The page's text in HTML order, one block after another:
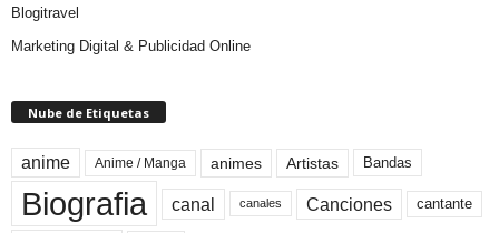
Blogitravel
Marketing Digital & Publicidad Online
Nube de Etiquetas
anime Anime / Manga animes Artistas Bandas
Biografia canal canales Canciones cantante